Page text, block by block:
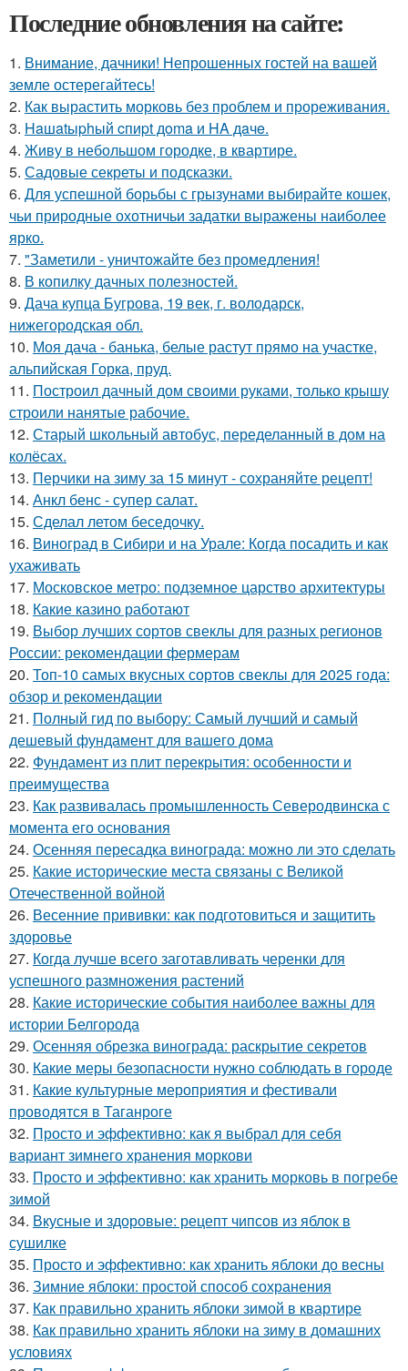
Последние обновления на сайте:
1. Внимание, дачники! Непрошенных гостей на вашей
земле остерегайтесь!
2. Как вырастить морковь без проблем и прореживания.
3. Haшatыphый cпиpt дoma и HA дaчe.
4. Живу в небольшом городке, в квартире.
5. Садовые секреты и подсказки.
6. Для успешной борьбы с грызунами выбирайте кошек,
чьи природные охотничьи задатки выражены наиболее
ярко.
7. "Заметили - уничтожайте без промедления!
8. В копилку дачных полезностей.
9. Дача купца Бугрова, 19 век, г. володарск,
нижегородская обл.
10. Моя дача - банька, белые растут прямо на участке,
альпийская Горка, пруд.
11. Построил дачный дом своими руками, только крышу
строили нанятые рабочие.
12. Старый школьный автобус, переделанный в дом на
колёсах.
13. Перчики на зиму за 15 минут - сохраняйте рецепт!
14. Анкл бенс - супер салат.
15. Сделал летом беседочку.
16. Виноград в Сибири и на Урале: Когда посадить и как
ухаживать
17. Московское метро: подземное царство архитектуры
18. Какие казино работают
19. Выбор лучших сортов свеклы для разных регионов
России: рекомендации фермерам
20. Топ-10 самых вкусных сортов свеклы для 2025 года:
обзор и рекомендации
21. Полный гид по выбору: Самый лучший и самый
дешевый фундамент для вашего дома
22. Фундамент из плит перекрытия: особенности и
преимущества
23. Как развивалась промышленность Северодвинска с
момента его основания
24. Осенняя пересадка винограда: можно ли это сделать
25. Какие исторические места связаны с Великой
Отечественной войной
26. Весенние прививки: как подготовиться и защитить
здоровье
27. Когда лучше всего заготавливать черенки для
успешного размножения растений
28. Какие исторические события наиболее важны для
истории Белгорода
29. Осенняя обрезка винограда: раскрытие секретов
30. Какие меры безопасности нужно соблюдать в городе
31. Какие культурные мероприятия и фестивали
проводятся в Таганроге
32. Просто и эффективно: как я выбрал для себя
вариант зимнего хранения моркови
33. Просто и эффективно: как хранить морковь в погребе
зимой
34. Вкусные и здоровые: рецепт чипсов из яблок в
сушилке
35. Просто и эффективно: как хранить яблоки до весны
36. Зимние яблоки: простой способ сохранения
37. Как правильно хранить яблоки зимой в квартире
38. Как правильно хранить яблоки на зиму в домашних
условиях